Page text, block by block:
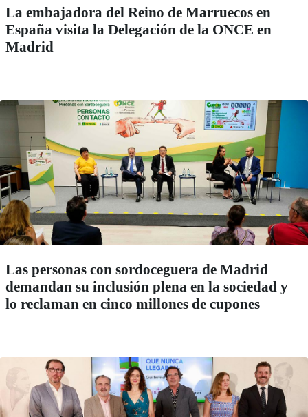
La embajadora del Reino de Marruecos en
España visita la Delegación de la ONCE en
Madrid
Las personas con sordoceguera de Madrid
demandan su inclusión plena en la sociedad y
lo reclaman en cinco millones de cupones